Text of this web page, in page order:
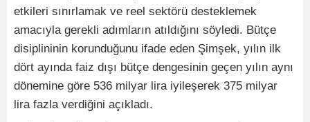
etkileri sınırlamak ve reel sektörü desteklemek
amacıyla gerekli adımların atıldığını söyledi. Bütçe
disiplininin korunduğunu ifade eden Şimşek, yılın ilk
dört ayında faiz dışı bütçe dengesinin geçen yılın aynı
dönemine göre 536 milyar lira iyileşerek 375 milyar
lira fazla verdiğini açıkladı.